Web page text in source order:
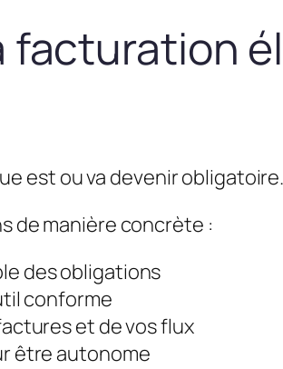
facturation
est ou va devenir
de manière concrète :
des obligations
conforme
et de vos flux
être autonome